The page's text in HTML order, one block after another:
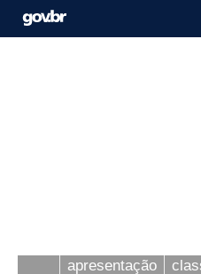
apresentação